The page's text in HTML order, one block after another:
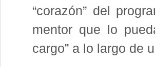
“corazón” del
mentor que lo
cargo” a lo largo de